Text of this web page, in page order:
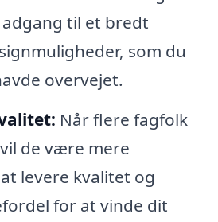
til et bredt
som du
overvejet.
Når flere fagfolk
de være mere
levere kvalitet og
for at vinde dit